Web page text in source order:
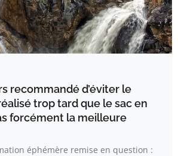
recommandé d’éviter le
trop tard que le sac en
forcément la meilleure
éphémère remise en question :